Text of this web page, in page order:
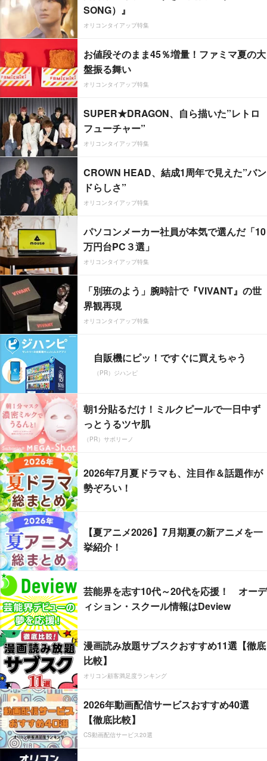
SONG）』
オリコンタイアップ特集
お値段そのまま45％増量！ファミマ夏の大
盤振る舞い
オリコンタイアップ特集
SUPER★DRAGON、自ら描いた”レトロ
フューチャー”
オリコンタイアップ特集
CROWN HEAD、結成1周年で見えた”バン
ドらしさ”
オリコンタイアップ特集
パソコンメーカー社員が本気で選んだ「10
万円台PC３選」
オリコンタイアップ特集
「別班のよう」腕時計で『VIVANT』の世
界観再現
オリコンタイアップ特集
自販機にピッ！ですぐに買えちゃう
（PR）ジハンピ
朝1分貼るだけ！ミルクピールで一日中ず
っとうるツヤ肌
（PR）サボリーノ
2026年7月夏ドラマも、注目作＆話題作が
勢ぞろい！
【夏アニメ2026】7月期夏の新アニメを一
挙紹介！
芸能界を志す10代～20代を応援！ オーデ
ィション・スクール情報はDeview
漫画読み放題サブスクおすすめ11選【徹底
比較】
オリコン顧客満足度ランキング
2026年動画配信サービスおすすめ40選
【徹底比較】
CS動画配信サービス20選